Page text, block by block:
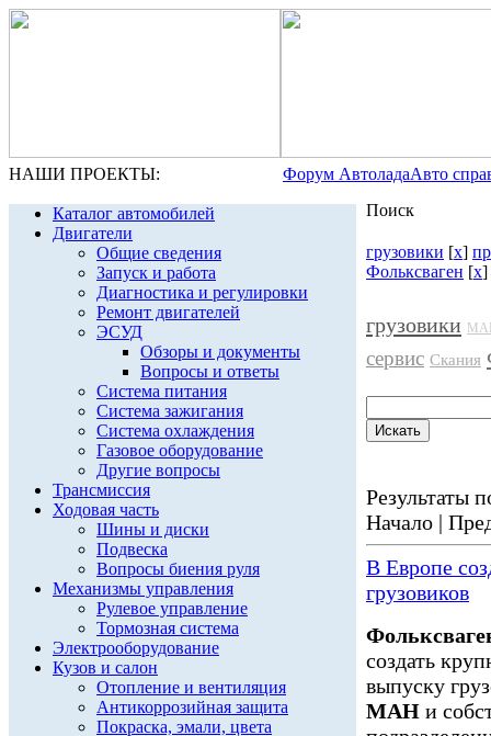
НАШИ ПРОЕКТЫ: Форум АвтоладаАвто
Каталог автомобилей
Двигатели
Общие сведения
Запуск и работа
Диагностика и регулировки
Ремонт двигателей
ЭСУД
Обзоры и документы
Вопросы и ответы
Система питания
Система зажигания
Система охлаждения
Газовое оборудование
Другие вопросы
Трансмиссия
Ходовая часть
Шины и диски
Подвеска
Вопросы биения руля
Механизмы управления
Рулевое управление
Тормозная система
Электрооборудование
Кузов и салон
Отопление и вентиляция
Антикоррозийная защита
Покраска, эмали, цвета
Поиск
грузовики [x]
Фольксваген [x]
грузовики
сервис Скания
Результаты
Начало |
В Европе
грузовиков
создать
выпуску
МАН и